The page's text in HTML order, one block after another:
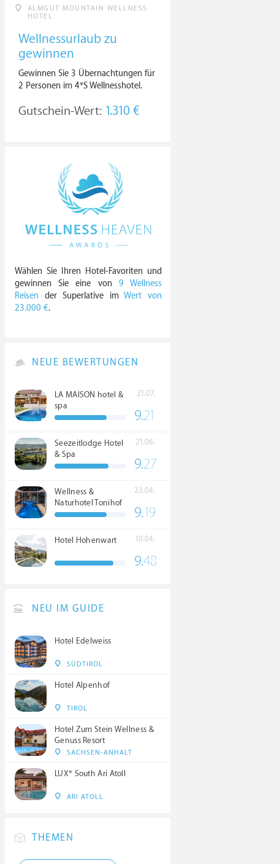
ALMGUT MOUNTAIN WELLNESS
HOTEL
Wellnessurlaub zu
gewinnen
Gewinnen Sie 3 Übernachtungen für
2 Personen im 4*S Wellnesshotel.
Gutschein-Wert: 1.310 €
Wählen Sie Ihren Hotel-Favoriten und
gewinnen Sie eine von 9 Wellness
Reisen der Superlative imWert von
23.000 €.
NEUE BEWERTUNGEN
LA MAISON hotel &
spa
21.07.
9.21
Seezeitlodge Hotel
& Spa
21.06.
9.27
Wellness &
Naturhotel Tonihof
****S
23.04.
9.19
Hotel Hohenwart 10.04.
9.48
NEU IM GUIDE
Hotel Edelweiss
SÜDTIROL
Hotel Alpenhof
TIROL
Hotel Zum Stein Wellness &
Genuss Resort
SACHSEN-ANHALT
LUX* South Ari Atoll
ARI ATOLL
THEMEN